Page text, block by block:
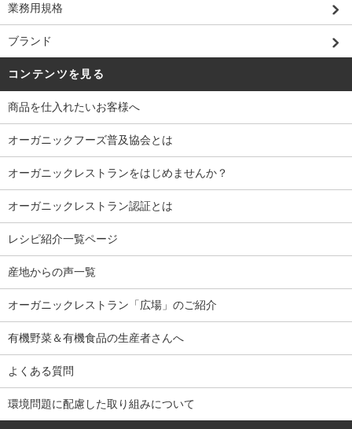
業務用規格
ブランド
コンテンツを見る
商品を仕入れたいお客様へ
オーガニックフーズ普及協会とは
オーガニックレストランをはじめませんか？
オーガニックレストラン認証とは
レシピ紹介一覧ページ
産地からの声一覧
オーガニックレストラン「広場」のご紹介
有機野菜＆有機食品の生産者さんへ
よくある質問
環境問題に配慮した取り組みについて